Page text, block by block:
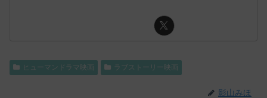
ヒューマンドラマ映画 ラブストーリー映画
影山みほ